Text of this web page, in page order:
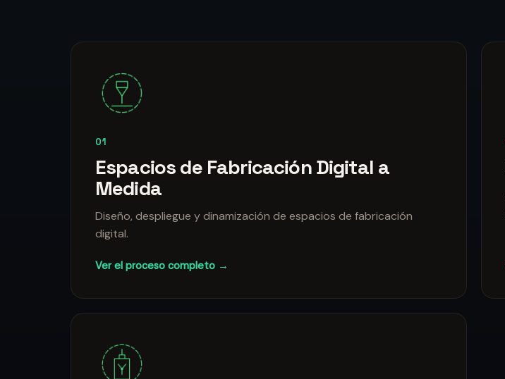
01
Espacios de Fabricación Digital a
Medida
Diseño, despliegue y dinamización de espacios de fabricación
digital.
Ver el proceso completo →